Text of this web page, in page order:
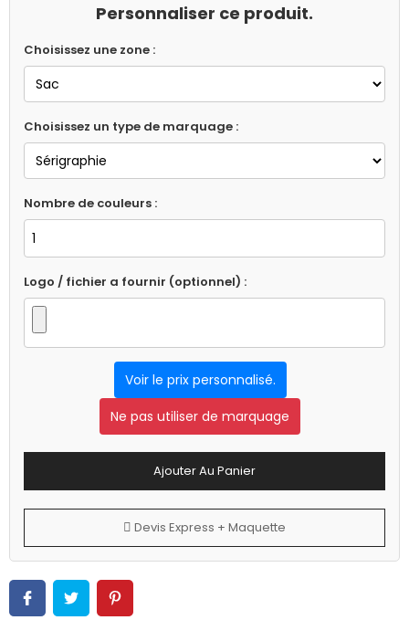
Personnaliser ce produit.
Choisissez une zone :
Choisissez un type de marquage :
Nombre de couleurs :
Logo / fichier a fournir (optionnel) :
Voir le prix personnalisé.
Ne pas utiliser de marquage
Ajouter Au Panier
Devis Express + Maquette